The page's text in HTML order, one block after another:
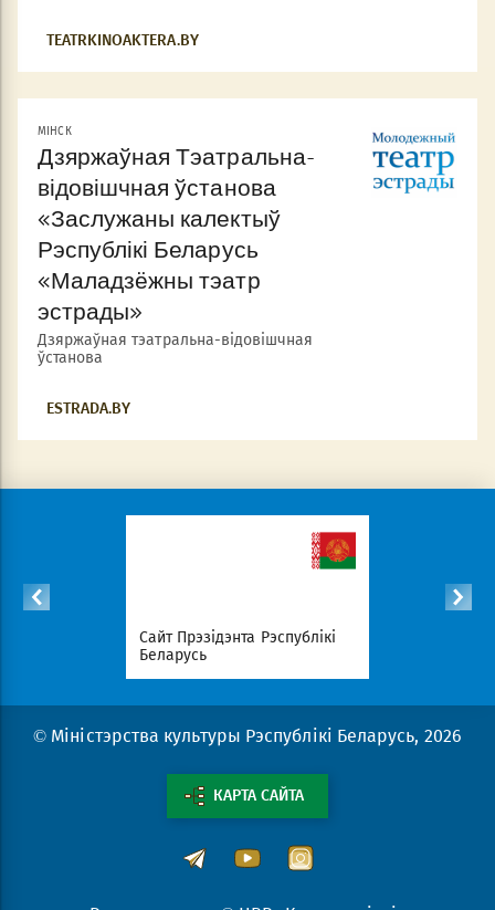
TEATRKINOAKTERA.BY
МIНСК
Дзяржаўная Тэатральна-
відовішчная ўстанова
«Заслужаны калектыў
Рэспублікі Беларусь
«Маладзёжны тэатр
эстрады»
Дзяржаўная тэатральна-відовішчная
ўстанова
ESTRADA.BY
Сайт Прэзідэнта Рэспублікі
Беларусь
© Міністэрства культуры Рэспублікі Беларусь, 2026
КАРТА САЙТА